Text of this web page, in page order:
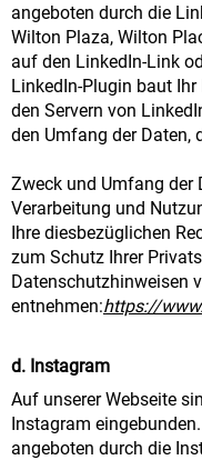
angeboten durch die
Wilton Plaza, Wilton
auf den LinkedIn-Link
LinkedIn-Plugin baut
den Servern von
den Umfang der Daten,
Zweck und Umfang der
Verarbeitung und
Ihre diesbezüglichen
zum Schutz Ihrer
Datenschutzhinweisen
entnehmen:https://
d. Instagram
Auf unserer Webseite
Instagram
angeboten durch die